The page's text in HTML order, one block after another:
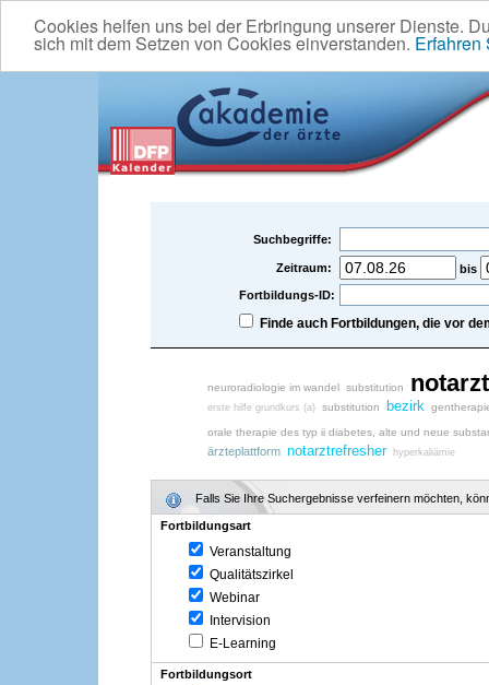
Cookies helfen uns bei der Erbringung unserer Dienste.
sich mit dem Setzen von Cookies einverstanden. Erfahren
Suchbegriffe:
Zeitraum:
bis
Fortbildungs-ID:
Finde auch Fortbildungen, die vor
neuroradiologie im wandel substitution notarzt
erste hilfe grundkurs (a) substitution bezirk
orale therapie des typ ii diabetes, alte und neue
ärzteplattform notarztrefresher hyperkaliämie
Falls Sie Ihre Suchergebnisse verfeinern möchten,
Fortbildungsart
Veranstaltung
Qualitätszirkel
Webinar
Intervision
E-Learning
Fortbildungsort